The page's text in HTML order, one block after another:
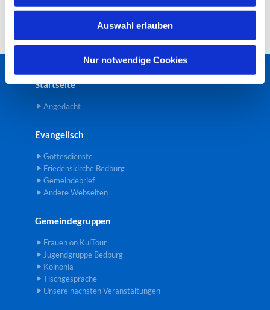
l
Auswahl erlauben
Nur notwendige Cookies
Startseite
Angedacht
Evangelisch
Gottesdienste
Friedenskirche Bedburg
Gemeindebrief
Andere Webseiten
Gemeindegruppen
Frauen on KulTour
Jugendgruppe Bedburg
Koinonia
Tischgespräche
Unsere nächsten Veranstaltungen